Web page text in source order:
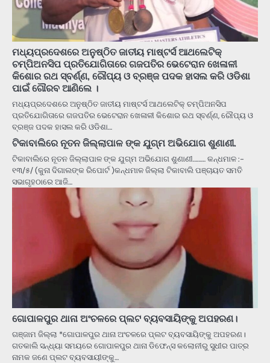
ମଧ୍ୟପ୍ରଦେଶରେ ଅନୁଷ୍ଠିତ ଜାତୀୟ ମାଷ୍ଟର୍ସ ଆଥଲେଟିକ୍
ଚମ୍ପିଅନସିପ ପ୍ରତିଯୋଗିତାରେ ଗଜପତିର ଭେଟେରାନ ଖେଳାଳୀ
କିଶୋର ରଥ ସ୍ବର୍ଣ୍ଣ, ରୌପ୍ୟ ଓ ବ୍ରଞ୍ଜ ପଦକ ହାସଲ କରି ଓଡିଶା
ପାଇଁ ଗୌରବ ଆଣିଲେ ।
ମଧ୍ୟପ୍ରଦେଶରେ ଅନୁଷ୍ଠିତ ଜାତୀୟ ମାଷ୍ଟର୍ସ ଆଥଲେଟିକ୍ ଚମ୍ପିଅନସିପ
ପ୍ରତିଯୋଗିତାରେ ଗଜପତିର ଭେଟେରାନ ଖେଳାଳୀ କିଶୋର ରଥ ସ୍ବର୍ଣ୍ଣ, ରୌପ୍ୟ ଓ
ବ୍ରଞ୍ଜ ପଦକ ହାସଲ କରି ଓଡିଶା…
ଟିକାବାଲିରେ ନୂତନ ଜିଲ୍ଲାପାଳ ଙ୍କ ଯୁଗ୍ମ ଅଭିଯୋଗ ଶୁଣାଣୀ.
ଟିକାବାଲିରେ ନୂତନ ଜିଲ୍ଲାପାଳ ଙ୍କ ଯୁଗ୍ମ ଅଭିଯୋଗ ଶୁଣାଣୀ……… କନ୍ଧମାଳ :-
୧୩/୫/ (କୁନା ଦିଗାଲଙ୍କ ରିପୋର୍ଟ )କନ୍ଧମାଳ ଜିଲ୍ଲା ଟିକାବାଲି ପଞ୍ଚାୟତ ସମତି
ସଭାଗୃହଠାରେ ଆଜି…
ଗୋପାଳପୁର ଥାନା ଅଂଚଳରେ ପ୍ଲଟ ବ୍ୟବସାୟିଙ୍କୁ ଅପହରଣ।
ଗଞ୍ଜାମ ଜିଲ୍ଲା *ଗୋପାଳପୁର ଥାନା ଅଂଚଳରେ ପ୍ଲଟ ବ୍ୟବସାୟିଙ୍କୁ ଅପହରଣ।
ଗତକାଲି ସନ୍ଧ୍ୟା ସମୟରେ ଗୋପାଳପୁର ଥାନା ଡିଫେନ୍ସ କଲୋନୀରୁ ସୁଧୀର ପାତ୍ର
ନାମକ ଜଣେ ପ୍ଲଟ ବ୍ୟବସାୟୀଙ୍କୁ…